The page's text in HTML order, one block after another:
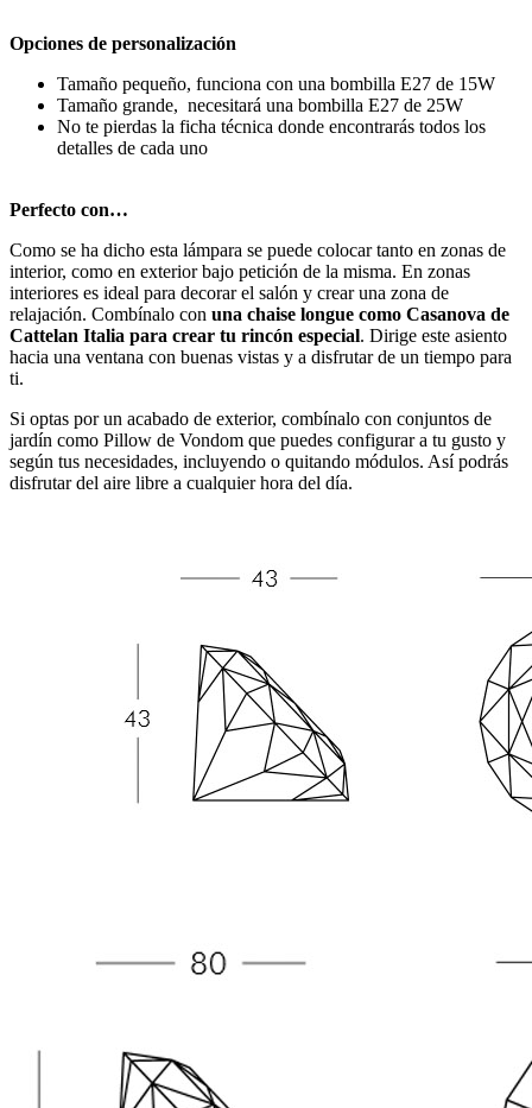
Opciones de personalización
Tamaño pequeño, funciona con una bombilla E27 de 15W
Tamaño grande, necesitará una bombilla E27 de 25W
No te pierdas la ficha técnica donde encontrarás todos los
detalles de cada uno
Perfecto con…
Como se ha dicho esta lámpara se puede colocar tanto en zonas de
interior, como en exterior bajo petición de la misma. En zonas
interiores es ideal para decorar el salón y crear una zona de
relajación. Combínalo con una chaise longue como Casanova de
Cattelan Italia para crear tu rincón especial. Dirige este asiento
hacia una ventana con buenas vistas y a disfrutar de un tiempo para
ti.
Si optas por un acabado de exterior, combínalo con conjuntos de
jardín como Pillow de Vondom que puedes configurar a tu gusto y
según tus necesidades, incluyendo o quitando módulos. Así podrás
disfrutar del aire libre a cualquier hora del día.